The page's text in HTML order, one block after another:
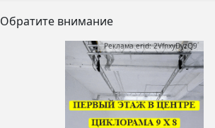
Обратите внимание
Реклама erid: 2VfnxyDyzQ9